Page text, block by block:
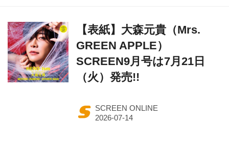
【表紙】大森元貴（Mrs.
GREEN APPLE）
SCREEN9月号は7月21日
（火）発売!!
SCREEN ONLINE